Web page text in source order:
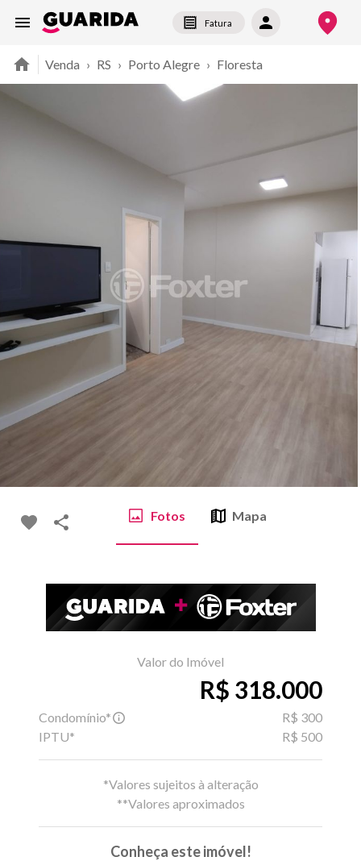
Fatura
Venda › RS › Porto Alegre › Floresta
Fotos Mapa
Valor do Imóvel
R$ 318.000
Condomínio*
R$ 300
IPTU*
R$ 500
*Valores sujeitos à alteração
**Valores aproximados
Conheça este imóvel!